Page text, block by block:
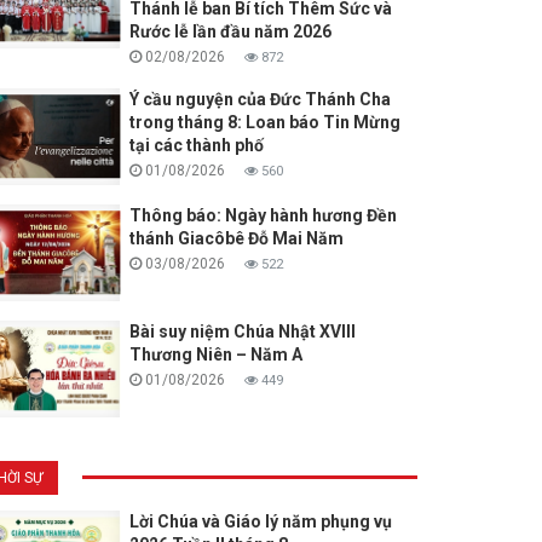
Thánh lễ ban Bí tích Thêm Sức và
Rước lễ lần đầu năm 2026
02/08/2026 872
Ý cầu nguyện của Đức Thánh Cha
trong tháng 8: Loan báo Tin Mừng
tại các thành phố
01/08/2026 560
Thông báo: Ngày hành hương Đền
thánh Giacôbê Đỗ Mai Năm
03/08/2026 522
Bài suy niệm Chúa Nhật XVIII
Thương Niên – Năm A
01/08/2026 449
SỰ
Lời Chúa và Giáo lý năm phụng vụ